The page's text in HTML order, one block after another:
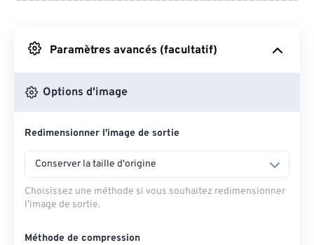
Depuis Google Drive
Depuis OneDrive
Depuis l'URL
Paramètres avancés (facultatif)
Options d'image
Redimensionner l'image de sortie
Conserver la taille d'origine
Choisissez une méthode si vous souhaitez redimensionner
l’image de sortie.
Méthode de compression